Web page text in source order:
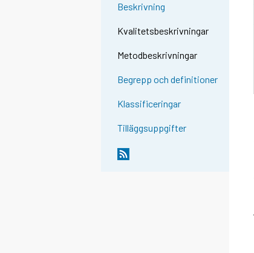
Beskrivning
Kvalitetsbeskrivningar
Metodbeskrivningar
Begrepp och definitioner
Klassificeringar
Tilläggsuppgifter